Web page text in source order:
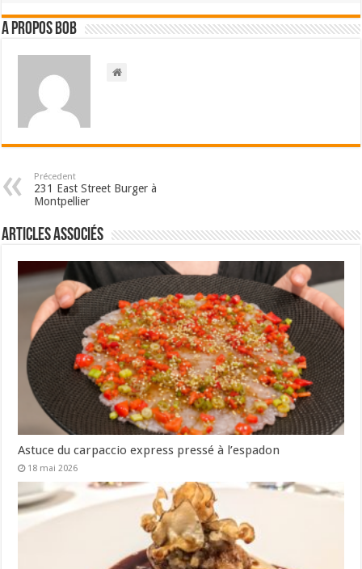
A propos bOb
Précedent
231 East Street Burger à
Montpellier
Articles associés
Astuce du carpaccio express pressé à l’espadon
18 mai 2026